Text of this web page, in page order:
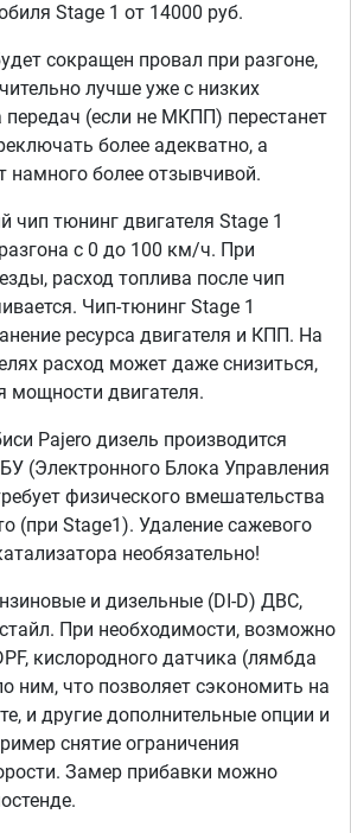
Stage 1 от 14000 руб.
сокращен провал при разгоне,
лучше уже с низких
передач (если не МКПП) перестанет
более адекватно, а
намного более отзывчивой.
чип тюнинг двигателя Stage 1
с 0 до 100 км/ч. При
расход топлива после чип
Чип-тюнинг Stage 1
ресурса двигателя и КПП. На
расход может даже снизиться,
мощности двигателя.
Pajero дизель производится
(Электронного Блока Управления
физического вмешательства
(при Stage1). Удаление сажевого
необязательно!
и дизельные (DI-D) ДВС,
При необходимости, возможно
кислородного датчика (лямбда
ним, что позволяет сэкономить на
и другие дополнительные опции и
снятие ограничения
Замер прибавки можно